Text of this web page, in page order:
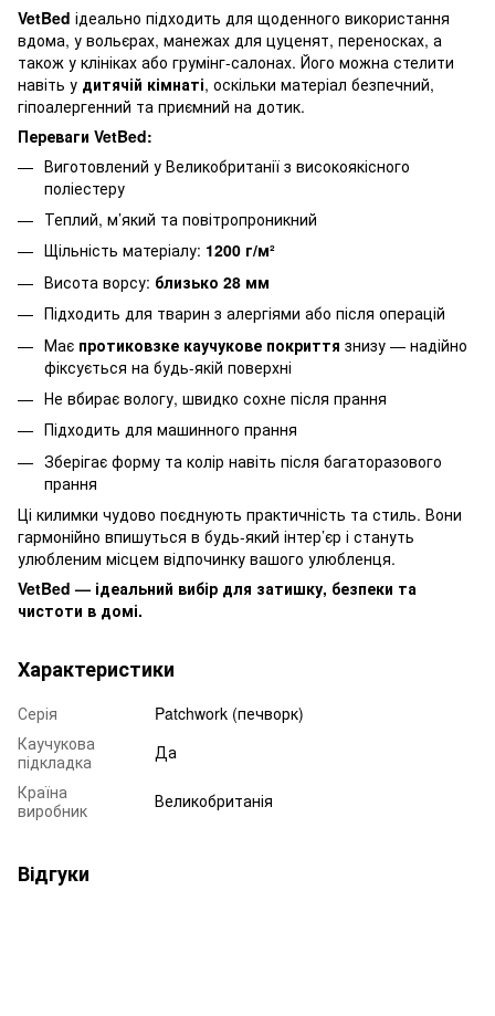
VetBed ідеально підходить для щоденного використання
вдома, у вольєрах, манежах для цуценят, переносках, а
також у клініках або грумінг-салонах. Його можна стелити
навіть у дитячій кімнаті, оскільки матеріал безпечний,
гіпоалергенний та приємний на дотик.
Переваги VetBed:
Виготовлений у Великобританії з високоякісного
поліестеру
Теплий, м’який та повітропроникний
Щільність матеріалу: 1200 г/м²
Висота ворсу: близько 28 мм
Підходить для тварин з алергіями або після операцій
Має протиковзке каучукове покриття знизу — надійно
фіксується на будь-якій поверхні
Не вбирає вологу, швидко сохне після прання
Підходить для машинного прання
Зберігає форму та колір навіть після багаторазового
прання
Ці килимки чудово поєднують практичність та стиль. Вони
гармонійно впишуться в будь-який інтер’єр і стануть
улюбленим місцем відпочинку вашого улюбленця.
VetBed — ідеальний вибір для затишку, безпеки та
чистоти в домі.
Характеристики
Серія
Patchwork (печворк)
Каучукова
підкладка
Да
Країна
виробник
Великобританія
Відгуки